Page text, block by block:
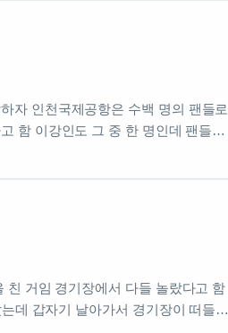
자 인천국제공항은 수백 명의 팬들로
함 이강인도 그 중 한 명인데 팬들한
친 거임 경기장에서 다들 놀랐다고 함
데 갑자기 날아가서 경기장이 떠들썩